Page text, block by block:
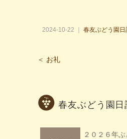
2024-10-22 ｜ 春友ぶどう園日
＜ お礼
春友ぶどう園
２０２６年